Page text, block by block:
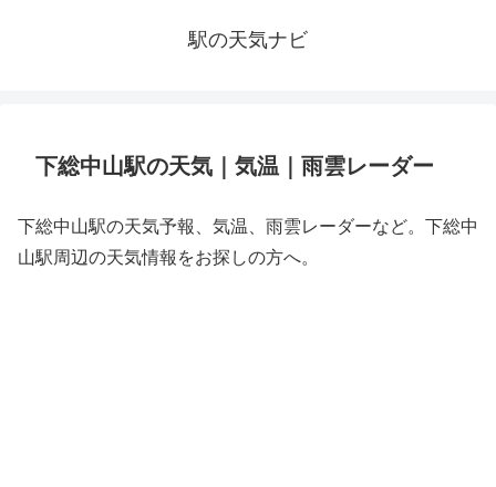
駅の天気ナビ
下総中山駅の天気｜気温｜雨雲レーダー
下総中山駅の天気予報、気温、雨雲レーダーなど。下総中
山駅周辺の天気情報をお探しの方へ。